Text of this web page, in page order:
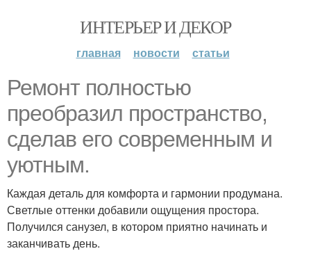
ИНТЕРЬЕР И ДЕКОР
главная новости статьи
Ремонт полностью
преобразил пространство,
сделав его современным и
уютным.
Каждая деталь для комфорта и гармонии продумана.
Светлые оттенки добавили ощущения простора.
Получился санузел, в котором приятно начинать и
заканчивать день.